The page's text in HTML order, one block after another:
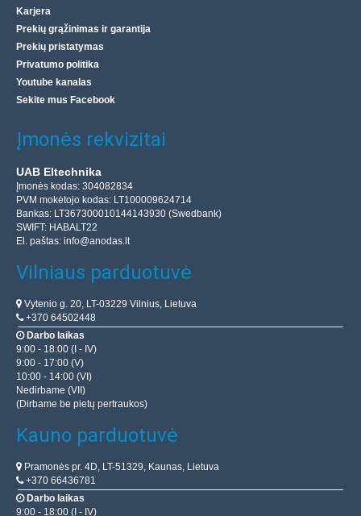
Karjera
Prekių grąžinimas ir garantija
Prekių pristatymas
Privatumo politika
Youtube kanalas
Sekite mus Facebook
Įmonės rekvizitai
UAB Eltechnika
Įmonės kodas: 304082834
PVM mokėtojo kodas: LT100009624714
Bankas: LT367300010144143930 (Swedbank)
SWIFT: HABALT22
El. paštas: info@anodas.lt
Vilniaus parduotuvė
Vytenio g. 20, LT-03229 Vilnius, Lietuva
+370 64502448
Darbo laikas
9:00 - 18:00 (I - IV)
9:00 - 17:00 (V)
10:00 - 14:00 (VI)
Nedirbame (VII)
(Dirbame be pietų pertraukos)
Kauno parduotuvė
Pramonės pr. 4D, LT-51329, Kaunas, Lietuva
+370 66436781
Darbo laikas
9:00 - 18:00 (I - IV)